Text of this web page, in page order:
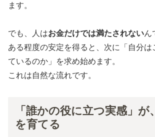
ます。
でも、人はお金だけでは満たされないん
ある程度の安定を得ると、次に「自分は
ているのか」を求め始めます。
これは自然な流れです。
「誰かの役に立つ実感」が
を育てる